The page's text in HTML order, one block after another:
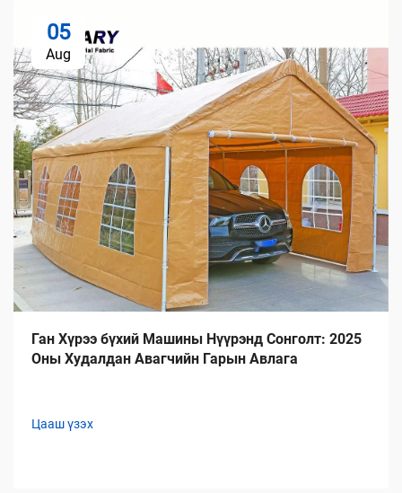
05
Aug
Ган Хүрээ бүхий Машины Нүүрэнд Сонголт: 2025
Оны Худалдан Авагчийн Гарын Авлага
Цааш үзэх